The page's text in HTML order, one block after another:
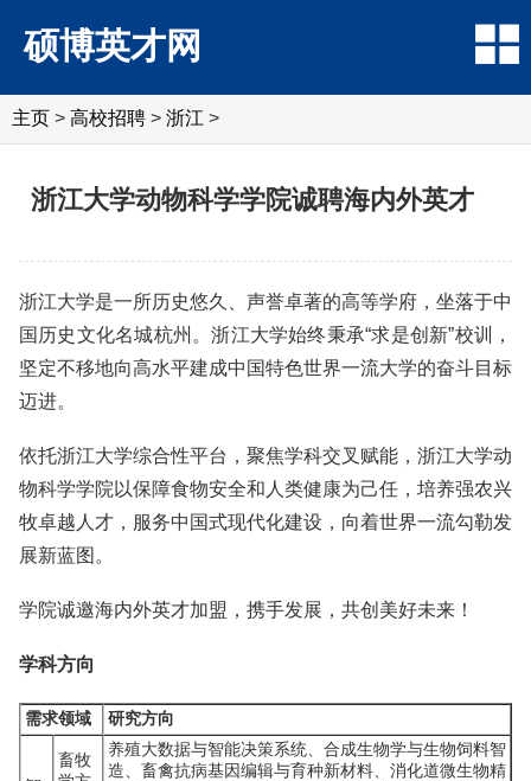
硕博英才网
主页 > 高校招聘 > 浙江 >
浙江大学动物科学学院诚聘海内外英才
浙江大学是一所历史悠久、声誉卓著的高等学府，坐落于中
国历史文化名城杭州。浙江大学始终秉承“求是创新”校训，
坚定不移地向高水平建成中国特色世界一流大学的奋斗目标
迈进。
依托浙江大学综合性平台，聚焦学科交叉赋能，浙江大学动
物科学学院以保障食物安全和人类健康为己任，培养强农兴
牧卓越人才，服务中国式现代化建设，向着世界一流勾勒发
展新蓝图。
学院诚邀海内外英才加盟，携手发展，共创美好未来！
学科方向
需求领域 研究方向
畜牧
养殖大数据与智能决策系统、合成生物学与生物饲料智
造、畜禽抗病基因编辑与育种新材料、消化道微生物精